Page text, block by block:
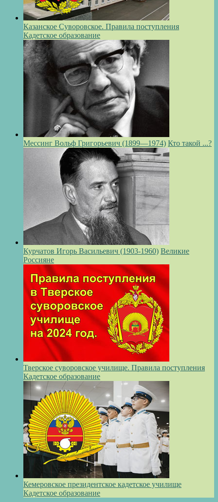
Казанское Суворовское. Правила поступления
Кадетское образование
Мессинг Вольф Григорьевич (1899—1974) Кто такой ...?
Курчатов Игорь Васильевич (1903-1960) Великие
Россияне
Тверское суворовское училище. Правила поступления
Кадетское образование
Кемеровское президентское кадетское училище
Кадетское образование